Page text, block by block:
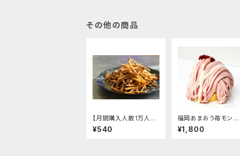
その他の商品
【月間購入人数1万人以
上！】芋けんぴ 100g
¥540
福岡あまおう苺モンブ
ラン（4個入り）450円/1
個
¥1,800